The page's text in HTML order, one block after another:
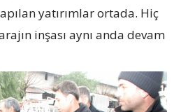
yatırımlar ortada. Hiç
inşası aynı anda devam